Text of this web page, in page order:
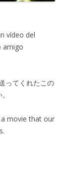
vídeo del
amigo
ってくれたこの
movie that our